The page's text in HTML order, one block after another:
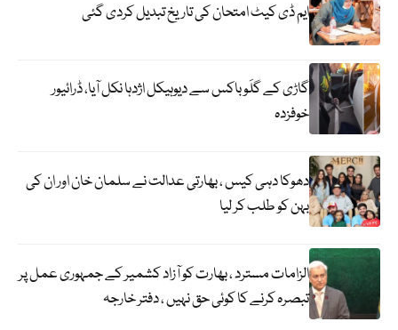
ایم ڈی کیٹ امتحان کی تاریخ تبدیل کردی گئی
گاڑی کے گلَو باکس سے دیوہیکل اژدہا نکل آیا، ڈرائیور
خوفزدہ
دھوکا دہی کیس ، بھارتی عدالت نے سلمان خان اور ان کی
بہن کو طلب کر لیا
الزامات مسترد ، بھارت کو آزاد کشمیر کے جمہوری عمل پر
تبصرہ کرنے کا کوئی حق نہیں ، دفتر خارجہ